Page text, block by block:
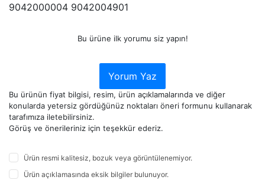
9042000004 9042004901
Bu ürüne ilk yorumu siz yapın!
Yorum Yaz
Bu ürünün fiyat bilgisi, resim, ürün açıklamalarında ve diğer
konularda yetersiz gördüğünüz noktaları öneri formunu kullanarak
tarafımıza iletebilirsiniz.
Görüş ve önerileriniz için teşekkür ederiz.
Ürün resmi kalitesiz, bozuk veya görüntülenemiyor.
Ürün açıklamasında eksik bilgiler bulunuyor.